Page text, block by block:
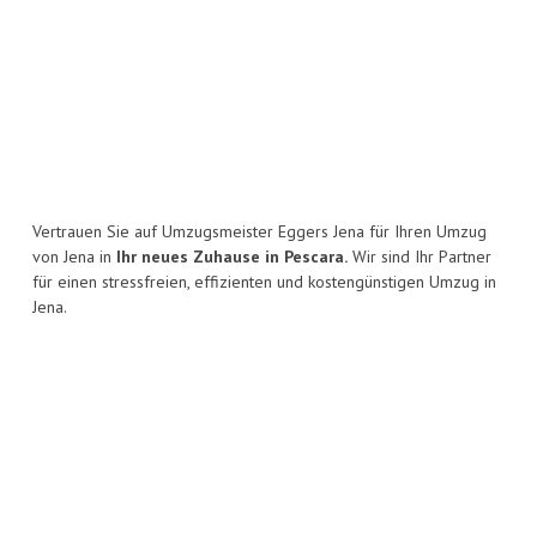
Vertrauen Sie auf Umzugsmeister Eggers Jena für Ihren Umzug
von Jena in Ihr neues Zuhause in Pescara. Wir sind Ihr Partner
für einen stressfreien, effizienten und kostengünstigen Umzug in
Jena.